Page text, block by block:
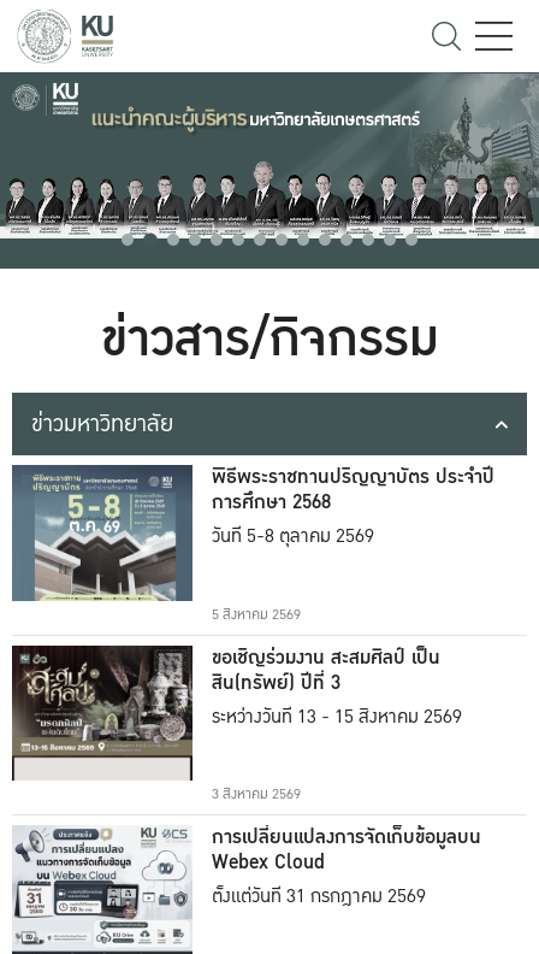
ข่าวสาร/กิจกรรม
ข่าวมหาวิทยาลัย
พิธีพระราชทานปริญญาบัตร ประจำปี
การศึกษา 2568
วันที่ 5-8 ตุลาคม 2569
5 สิงหาคม 2569
ขอเชิญร่วมงาน สะสมศิลป์ เป็น
สิน(ทรัพย์) ปีที่ 3
ระหว่างวันที่ 13 - 15 สิงหาคม 2569
3 สิงหาคม 2569
การเปลี่ยนแปลงการจัดเก็บข้อมูลบน
Webex Cloud
ตั้งแต่วันที่ 31 กรกฎาคม 2569